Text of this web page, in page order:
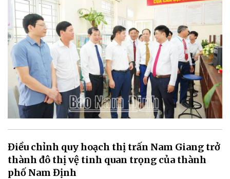
Điều chỉnh quy hoạch thị trấn Nam Giang trở
thành đô thị vệ tinh quan trọng của thành
phố Nam Định